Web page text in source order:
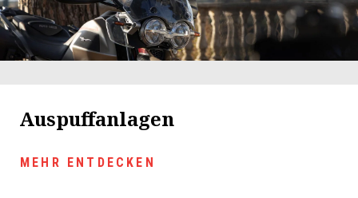
Auspuffanlagen
MEHR ENTDECKEN